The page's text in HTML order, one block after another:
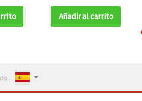
Añadir al carrito